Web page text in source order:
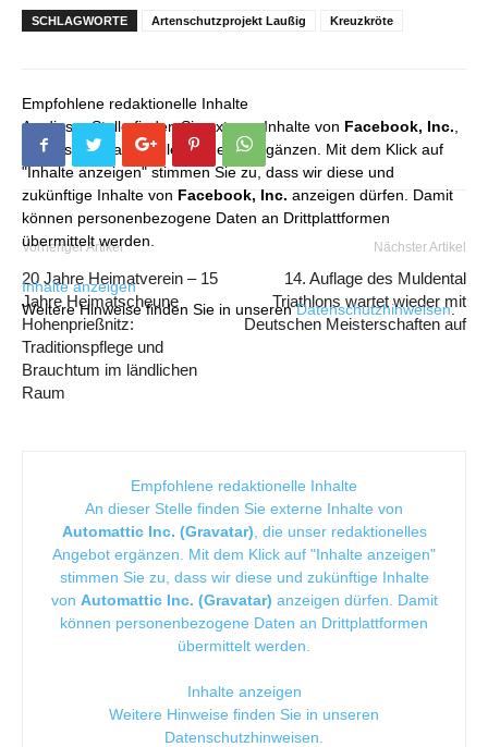
SCHLAGWORTE Artenschutzprojekt Laußig Kreuzkröte
Empfohlene redaktionelle Inhalte
An dieser Stelle finden Sie externe Inhalte von Facebook, Inc.
die unser redaktionelles Angebot ergänzen. Mit dem Klick auf
"Inhalte anzeigen" stimmen Sie zu, dass wir diese und
zukünftige Inhalte von Facebook, Inc. anzeigen dürfen. Damit
können personenbezogene Daten an Drittplattformen
übermittelt werden.
Inhalte anzeigen
Weitere Hinweise finden Sie in unserenDatenschutzhinweisen.
Vorheriger Artikel
20 Jahre Heimatverein – 15
Jahre Heimatscheune
Hohenprießnitz:
Traditionspflege und
Brauchtum im ländlichen
Raum
Nächster Artikel
14. Auflage des Muldental
Triathlons wartet wieder mit
Deutschen Meisterschaften auf
Empfohlene redaktionelle Inhalte
An dieser Stelle finden Sie externe Inhalte von
Automattic Inc. (Gravatar) , die unser redaktionelles
Angebot ergänzen. Mit dem Klick auf "Inhalte anzeigen"
stimmen Sie zu, dass wir diese und zukünftige Inhalte
von Automattic Inc. (Gravatar) anzeigen dürfen. Damit
können personenbezogene Daten an Drittplattformen
übermittelt werden.
Inhalte anzeigen
Weitere Hinweise finden Sie in unseren
Datenschutzhinweisen